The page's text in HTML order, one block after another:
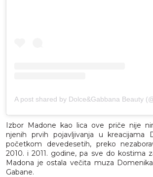
Izbor Madone kao lica ove priče nije
njenih prvih pojavljivanja u kreacijama
početkom devedesetih, preko
2010. i 2011. godine, pa sve do kostima
Madona je ostala večita muza
Gabane.